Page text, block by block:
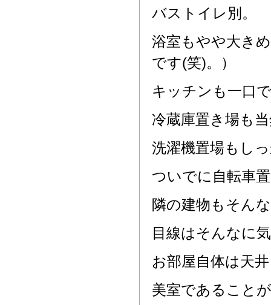
バストイレ別。
浴室もやや大き
です(笑)。）
キッチンも一口
冷蔵庫置き場も
洗濯機置場もし
ついでに自転車
隣の建物もそん
目線はそんなに
お部屋自体は天
美室であること